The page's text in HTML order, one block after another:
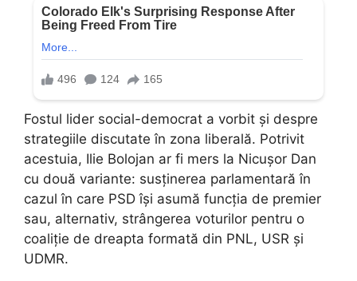
Fostul lider social-democrat a vorbit și despre
strategiile discutate în zona liberală. Potrivit
acestuia, Ilie Bolojan ar fi mers la Nicușor Dan
cu două variante: susținerea parlamentară în
cazul în care PSD își asumă funcția de premier
sau, alternativ, strângerea voturilor pentru o
coaliție de dreapta formată din PNL, USR și
UDMR.